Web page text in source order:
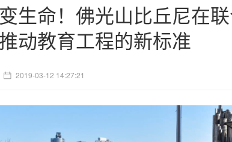
生命！佛光山比丘尼在
动教育工程的新标准
2019-03-12 14:27:21